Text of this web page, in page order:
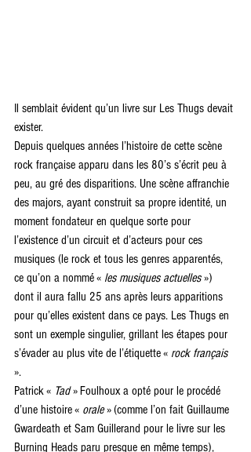
Il semblait évident qu’un livre sur Les Thugs devait
exister.
Depuis quelques années l’histoire de cette scène
rock française apparu dans les 80’s s’écrit peu à
peu, au gré des disparitions. Une scène affranchie
des majors, ayant construit sa propre identité, un
moment fondateur en quelque sorte pour
l’existence d’un circuit et d’acteurs pour ces
musiques (le rock et tous les genres apparentés,
ce qu’on a nommé « les musiques actuelles »)
dont il aura fallu 25 ans après leurs apparitions
pour qu’elles existent dans ce pays. Les Thugs en
sont un exemple singulier, grillant les étapes pour
s’évader au plus vite de l’étiquette « rock français
».
Patrick « Tad » Foulhoux a opté pour le procédé
d’une histoire « orale » (comme l’on fait Guillaume
Gwardeath et Sam Guillerand pour le livre sur les
Burning Heads paru presque en même temps),